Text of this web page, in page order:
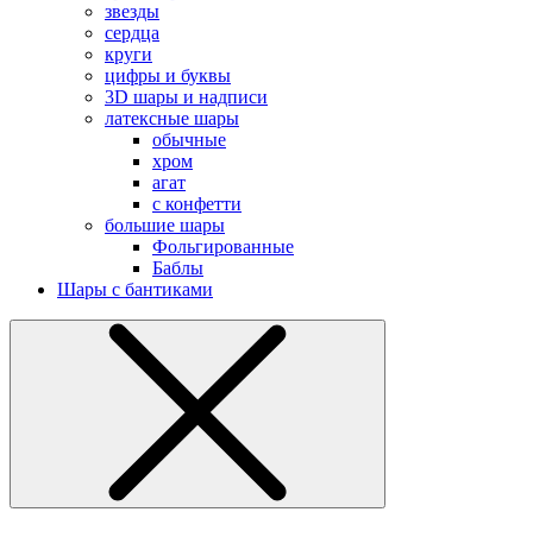
звезды
сердца
круги
цифры и буквы
3D шары и надписи
латексные шары
обычные
хром
агат
с конфетти
большие шары
Фольгированные
Баблы
Шары с бантиками